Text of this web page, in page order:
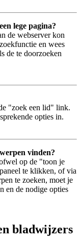
lege pagina?
de webserver kon
en wees
de te doorzoeken
"zoek een lid" link.
opties in.
vinden?
op de "toon je
te klikken, of via
te zoeken, moet je
en de nodige opties
bladwijzers